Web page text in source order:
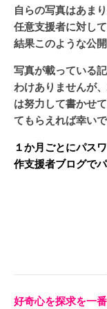
自らの写真はあま
任意支援者に対し
結果このような公
写真が載っている
わけありませんが
は努力して書かせ
てもらえれば幸いで
１か月ごとにパス
作支援者ブログで
好奇心を探求を一番